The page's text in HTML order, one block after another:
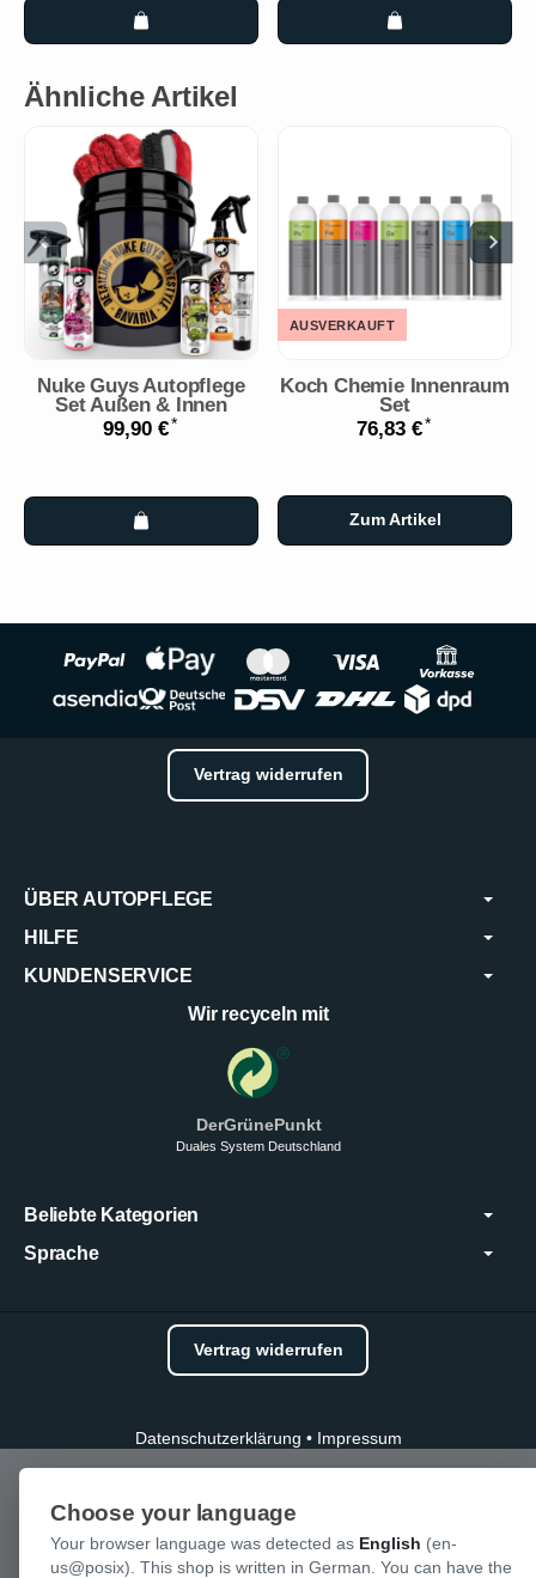
Ähnliche Artikel
Nuke Guys Autopflege
Set Außen & Innen
99,90 €*
AUSVERKAUFT
Koch Chemie Innenraum
Set
76,83 €*
Zum Artikel
Vertrag widerrufen
ÜBER AUTOPFLEGE
HILFE
KUNDENSERVICE
Wir recyceln mit
DerGrünePunkt
Duales System Deutschland
Beliebte Kategorien
Sprache
Vertrag widerrufen
Datenschutzerklärung • Impressum
Choose your language
Your browser language was detected as English (en-
us@posix). This shop is written in German. You can have the